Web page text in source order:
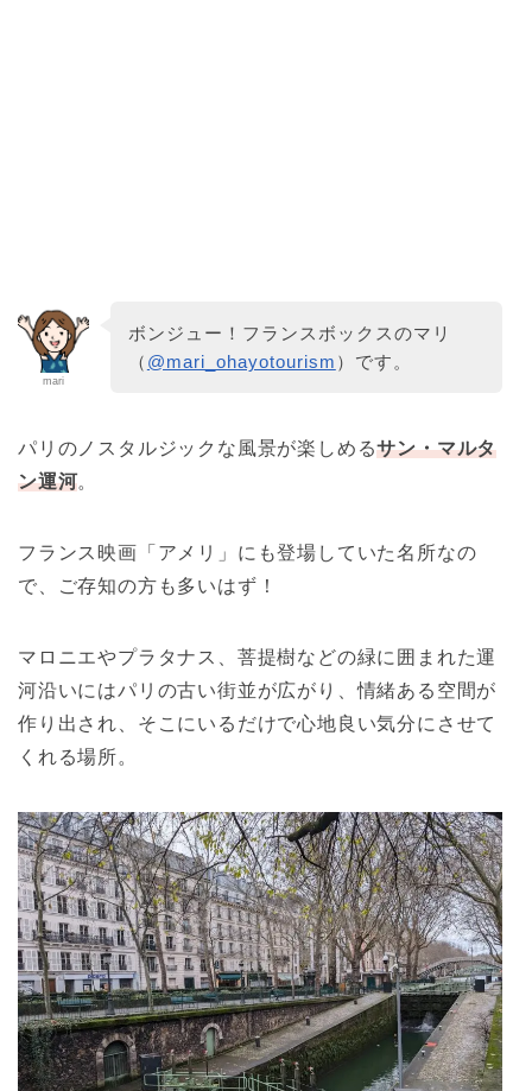
mari
ボンジュー！フランスボックスのマリ
（ @mari_ohayotourism ）です。
パリのノスタルジックな風景が楽しめるサン・マルタ
ン運河。
フランス映画「アメリ」にも登場していた名所なの
で、ご存知の方も多いはず！
マロニエやプラタナス、菩提樹などの緑に囲まれた運
河沿いにはパリの古い街並が広がり、情緒ある空間が
作り出され、そこにいるだけで心地良い気分にさせて
くれる場所。